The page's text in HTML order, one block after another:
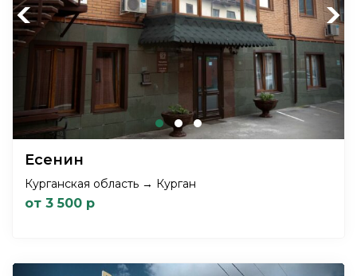
Previous Next
Есенин
Курганская область → Курган
от 3 500 р